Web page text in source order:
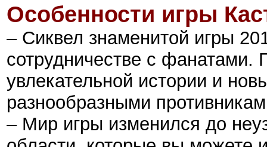
Особенности игры
– Сиквел знаменитой игры
сотрудничестве с фанатами.
увлекательной истории и
разнообразными
– Мир игры изменился до